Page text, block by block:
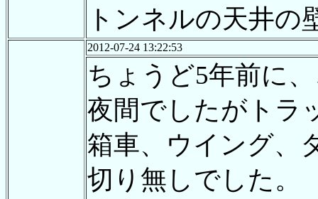
トンネルの天井の
2012-07-24 13:22:53
ちょうど5年前に
夜間でしたがトラ
箱車、ウイング、
切り無しでした。